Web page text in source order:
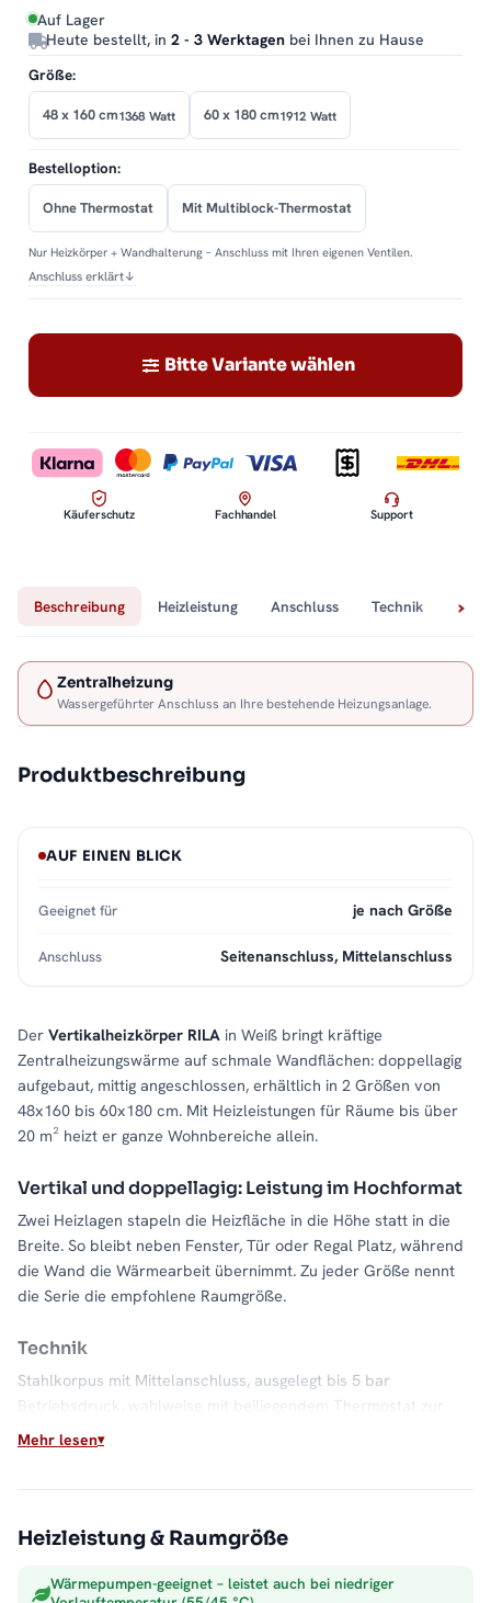
Auf Lager
Heute bestellt, in 2 - 3 Werktagen bei Ihnen zu Hause
Größe:
48 x 160 cm1368 Watt 60 x 180 cm1912 Watt
Bestelloption:
Ohne Thermostat Mit Multiblock-Thermostat
Nur Heizkörper + Wandhalterung – Anschluss mit Ihren eigenen Ventilen.
Anschluss erklärt↓
Bitte Variante wählen
Käuferschutz Fachhandel Support
Beschreibung Heizleistung Anschluss Technik
Zentralheizung
Wassergeführter Anschluss an Ihre bestehende Heizungsanlage.
Produktbeschreibung
Der Vertikalheizkörper RILA in Weiß bringt kräftige
Zentralheizungswärme auf schmale Wandflächen: doppellagig
aufgebaut, mittig angeschlossen, erhältlich in 2 Größen von
48x160 bis 60x180 cm. Mit Heizleistungen für Räume bis über
20 m² heizt er ganze Wohnbereiche allein.
Vertikal und doppellagig: Leistung im Hochformat
Zwei Heizlagen stapeln die Heizfläche in die Höhe statt in die
Breite. So bleibt neben Fenster, Tür oder Regal Platz, während
die Wand die Wärmearbeit übernimmt. Zu jeder Größe nennt
die Serie die empfohlene Raumgröße.
Technik
Stahlkorpus mit Mittelanschluss, ausgelegt bis 5 bar
Betriebsdruck, wahlweise mit beiliegendem Thermostat zur
Regelung direkt am Paneel.
keine Technik-Optik.
Montage
AUF EINEN BLICK
Geeignet für je nach Größe
Anschluss Seitenanschluss, Mittelanschluss
Mehr lesen
Heizleistung & Raumgröße
Wärmepumpen-geeignet – leistet auch bei niedriger